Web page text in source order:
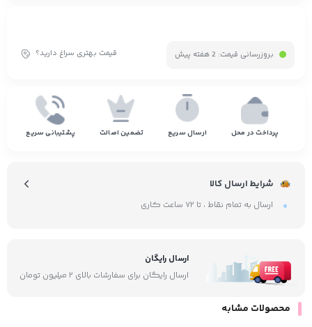
بروزرسانی قیمت: 2 هفته پیش قیمت بهتری سراغ دارید؟
پرداخت در محل ارسال سریع تضمین اصالت پشتیبانی سریع
شرایط ارسال کالا
ارسال به تمام نقاط ، تا ۷۲ ساعت کاری
ارسال رایگان
ارسال رایگان برای سفارشات بالای ۲ میلیون تومان
محصولات مشابه